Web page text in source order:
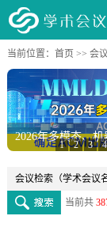
当前位置： 首页 >> 会
2026年多模态、
1 2 3 4
当前共